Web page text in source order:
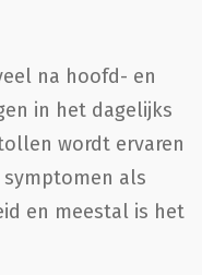
na hoofd- en
in het dagelijks
wordt ervaren
als
en meestal is het